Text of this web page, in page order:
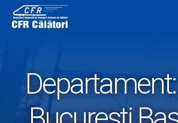
content
Departament: